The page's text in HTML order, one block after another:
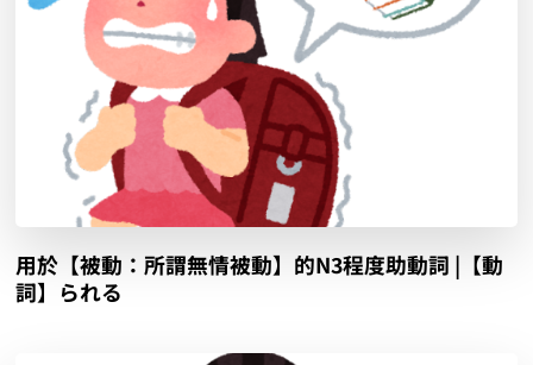
用於【被動：所謂無情被動】的N3程度助動詞 |【動
詞】られる